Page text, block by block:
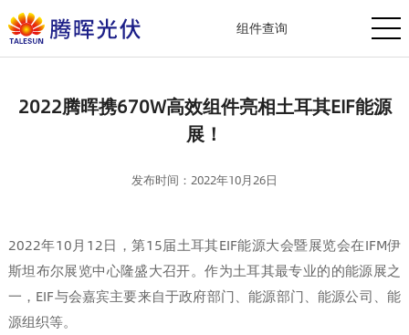
组件查询
2022腾晖携670W高效组件亮相土耳其EIF能源
展！
发布时间：2022年10月26日
2022年10月12日，第15届土耳其EIF能源大会暨展览会在IFM伊
斯坦布尔展览中心隆盛大召开。作为土耳其最专业的的能源展之
一，EIF与会嘉宾主要来自于政府部门、能源部门、能源公司、能
源组织等。